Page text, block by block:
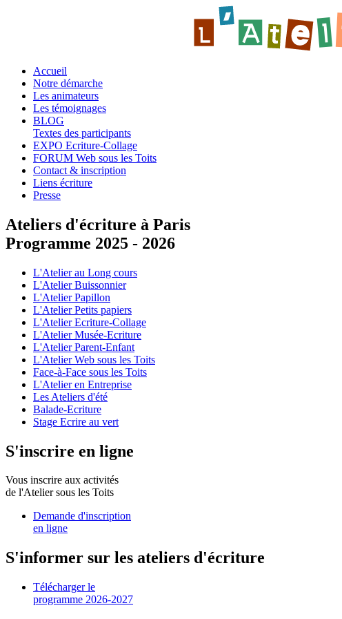
Accueil
Notre démarche
Les animateurs
Les témoignages
BLOG
Textes des participants
EXPO Ecriture-Collage
FORUM Web sous les Toits
Contact & inscription
Liens écriture
Presse
Ateliers d'écriture à Paris
Programme 2025 - 2026
L'Atelier au Long cours
L'Atelier Buissonnier
L'Atelier Papillon
L'Atelier Petits papiers
L'Atelier Ecriture-Collage
L'Atelier Musée-Ecriture
L'Atelier Parent-Enfant
L'Atelier Web sous les Toits
Face-à-Face sous les Toits
L'Atelier en Entreprise
Les Ateliers d'été
Balade-Ecriture
Stage Ecrire au vert
S'inscrire en ligne
Vous inscrire aux activités
de l'Atelier sous les Toits
Demande d'inscription
en ligne
S'informer sur les ateliers d'écriture
Télécharger le
programme 2026-2027